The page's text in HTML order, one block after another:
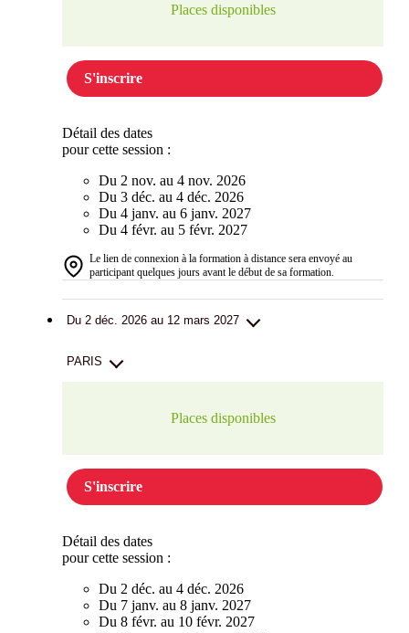
Places disponibles
S'inscrire
Détail des dates
pour cette session :
Du 2 nov. au 4 nov. 2026
Du 3 déc. au 4 déc. 2026
Du 4 janv. au 6 janv. 2027
Du 4 févr. au 5 févr. 2027
Le lien de connexion à la formation à distance sera envoyé au
participant quelques jours avant le début de sa formation.
Du 2 déc. 2026 au 12 mars 2027
PARIS
Places disponibles
S'inscrire
Détail des dates
pour cette session :
Du 2 déc. au 4 déc. 2026
Du 7 janv. au 8 janv. 2027
Du 8 févr. au 10 févr. 2027